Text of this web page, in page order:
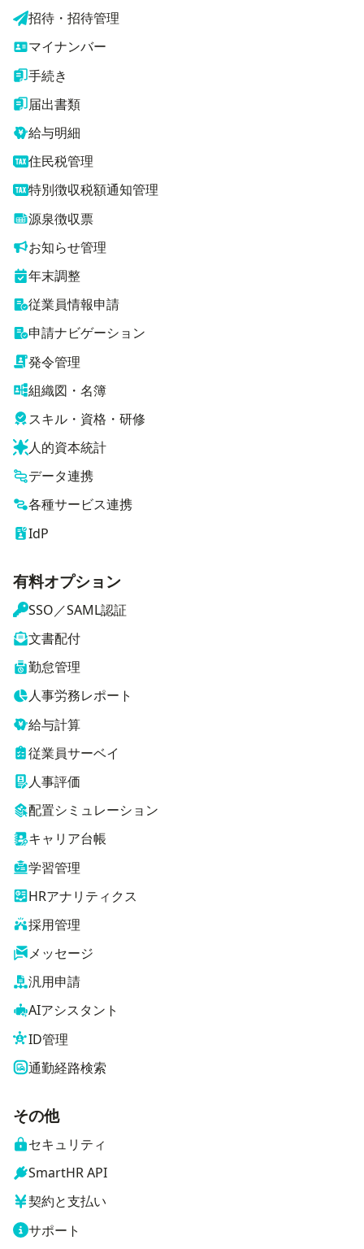
招待・招待管理
マイナンバー
手続き
届出書類
給与明細
住民税管理
特別徴収税額通知管理
源泉徴収票
お知らせ管理
年末調整
従業員情報申請
申請ナビゲーション
発令管理
組織図・名簿
スキル・資格・研修
人的資本統計
データ連携
各種サービス連携
IdP
有料オプション
SSO／SAML認証
文書配付
勤怠管理
人事労務レポート
給与計算
従業員サーベイ
人事評価
配置シミュレーション
キャリア台帳
学習管理
HRアナリティクス
採用管理
メッセージ
汎用申請
AIアシスタント
ID管理
通勤経路検索
その他
セキュリティ
SmartHR API
契約と支払い
サポート